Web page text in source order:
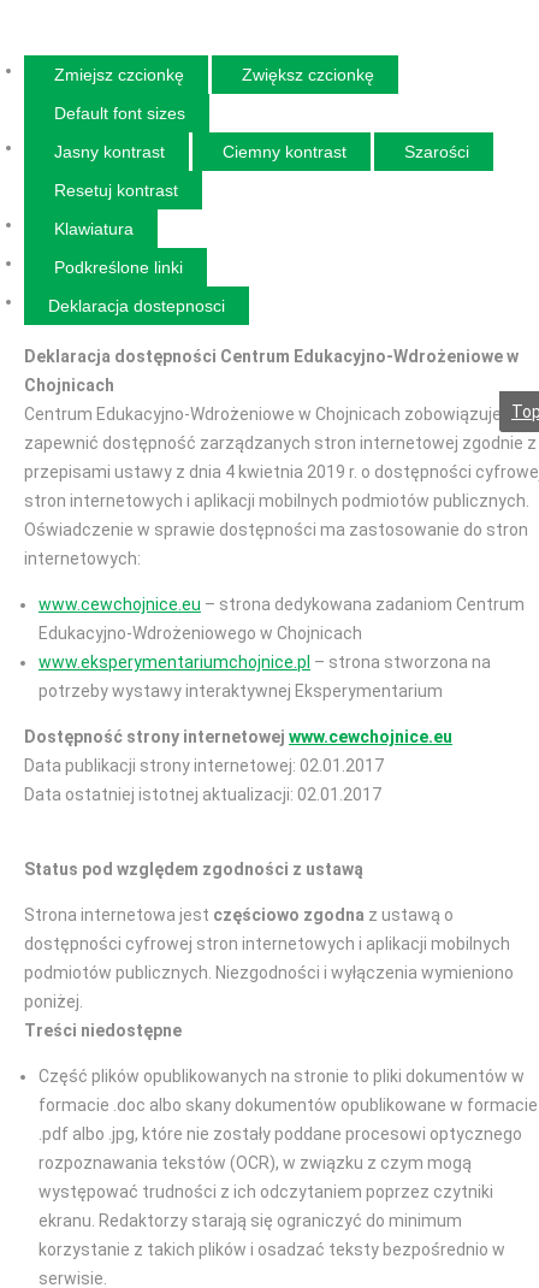
Zmiejsz czcionkę
Zwiększ czcionkę
Default font sizes
Jasny kontrast
Ciemny kontrast
Szarości
Resetuj kontrast
Klawiatura
Podkreślone linki
Deklaracja dostepnosci
Deklaracja dostępności Centrum Edukacyjno-Wdrożeniowe w
Chojnicach
Centrum Edukacyjno-Wdrożeniowe w Chojnicach zobowiązuje się
zapewnić dostępność zarządzanych stron internetowej zgodnie z
przepisami ustawy z dnia 4 kwietnia 2019 r. o dostępności
stron internetowych i aplikacji mobilnych podmiotów publicznych.
Oświadczenie w sprawie dostępności ma zastosowanie do stron
internetowych:
www.cewchojnice.eu – strona dedykowana zadaniom Centrum
Edukacyjno-Wdrożeniowego w Chojnicach
www.eksperymentariumchojnice.pl – strona stworzona na
potrzeby wystawy interaktywnej Eksperymentarium
Dostępność strony internetowej www.cewchojnice.eu
Data publikacji strony internetowej: 02.01.2017
Data ostatniej istotnej aktualizacji: 02.01.2017
Status pod względem zgodności z ustawą
Strona internetowa jest częściowo zgodna z ustawą o
dostępności cyfrowej stron internetowych i aplikacji mobilnych
podmiotów publicznych. Niezgodności i wyłączenia wymieniono
poniżej.
Treści niedostępne
Część plików opublikowanych na stronie to pliki dokumentów w
formacie .doc albo skany dokumentów opublikowane w formacie
.pdf albo .jpg, które nie zostały poddane procesowi optycznego
rozpoznawania tekstów (OCR), w związku z czym mogą
występować trudności z ich odczytaniem poprzez czytniki
ekranu. Redaktorzy starają się ograniczyć do minimum
korzystanie z takich plików i osadzać teksty bezpośrednio w
serwisie.